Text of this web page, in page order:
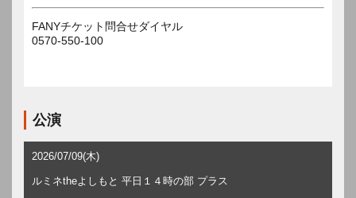
FANYチケット問合せダイヤル
0570-550-100
公演
2026/07/09(木)
ルミネtheよしもと 平日１４時の部 プラス